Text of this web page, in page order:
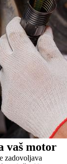
vaš motor
zadovoljava